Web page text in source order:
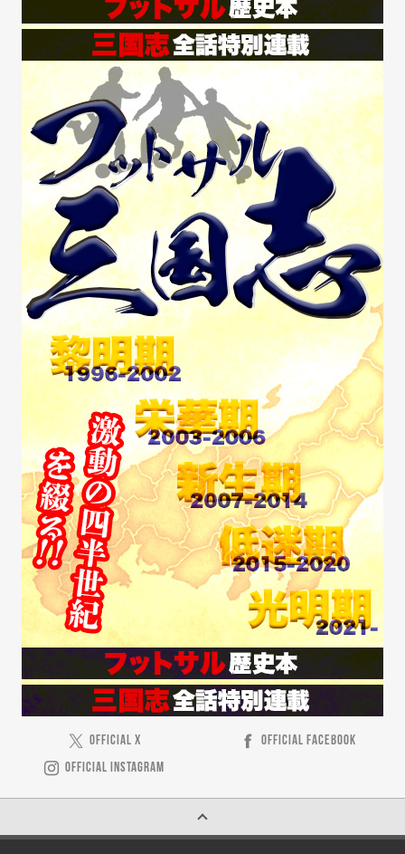
OFFICIAL X
OFFICIAL FACEBOOK
OFFICIAL INSTAGRAM